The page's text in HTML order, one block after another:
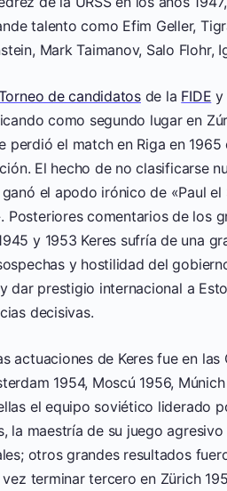
talento como Efim Geller,
Mark Taimanov, Salo Flohr,
de candidatosde la FIDE y
como segundo lugar en
perdió el match en Riga en
El hecho de no clasificarse
el apodo irónico de «Paul
Posteriores comentarios de los
y 1953 Keres sufría de una
y hostilidad del
dar prestigio internacional a
decisivas.
actuaciones de Keres fue en
1954, Moscú 1956,
el equipo soviético liderado
la maestría de su juego
otros grandes resultados
terminar tercero en Zürich